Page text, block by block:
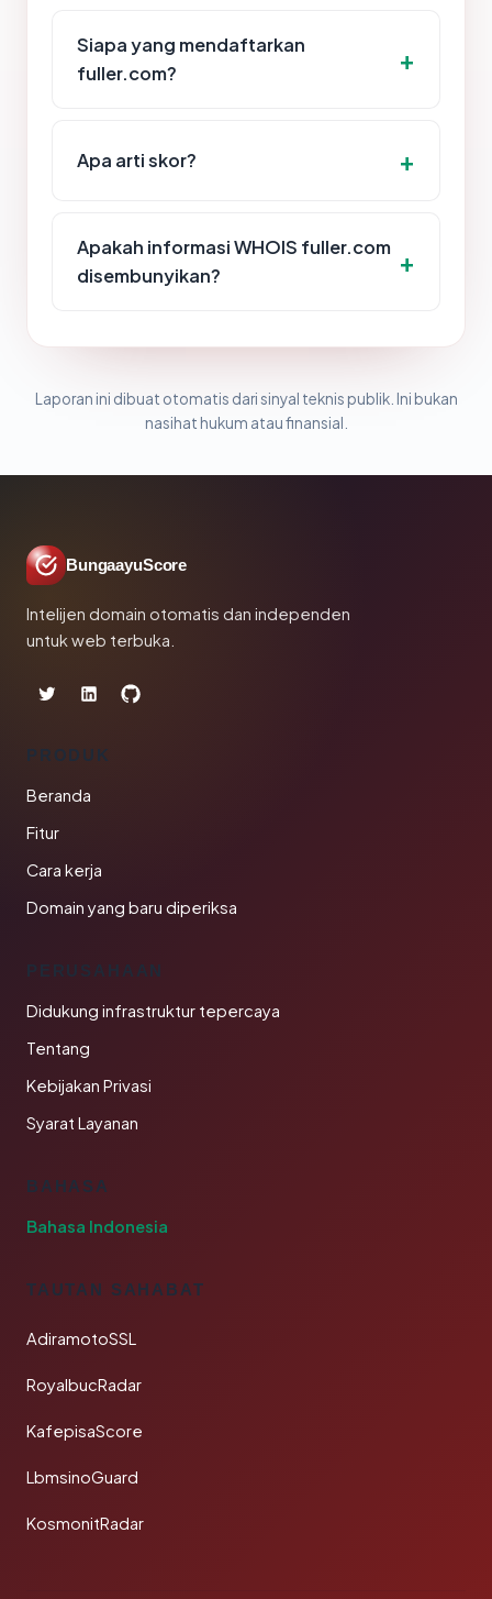
Siapa yang mendaftarkan
fuller.com?
Apa arti skor?
Apakah informasi WHOIS fuller.com
disembunyikan?
Laporan ini dibuat otomatis dari sinyal teknis publik. Ini bukan
nasihat hukum atau finansial.
BungaayuScore
Intelijen domain otomatis dan independen
untuk web terbuka.
PRODUK
Beranda
Fitur
Cara kerja
Domain yang baru diperiksa
PERUSAHAAN
Didukung infrastruktur tepercaya
Tentang
Kebijakan Privasi
Syarat Layanan
BAHASA
Bahasa Indonesia
TAUTAN SAHABAT
AdiramotoSSL
RoyalbucRadar
KafepisaScore
LbmsinoGuard
KosmonitRadar